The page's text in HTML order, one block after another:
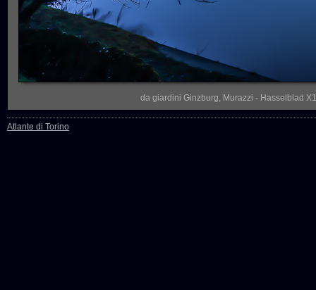
da giardini Ginzburg, Murazzi - Hasselblad
Atlante di Torino